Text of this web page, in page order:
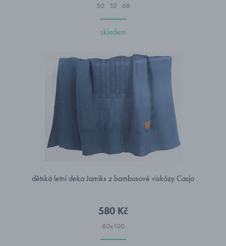
50 52 68
skladem
dětská letní deka Jamiks z bambusové viskózy Casjo
580 Kč
80x100